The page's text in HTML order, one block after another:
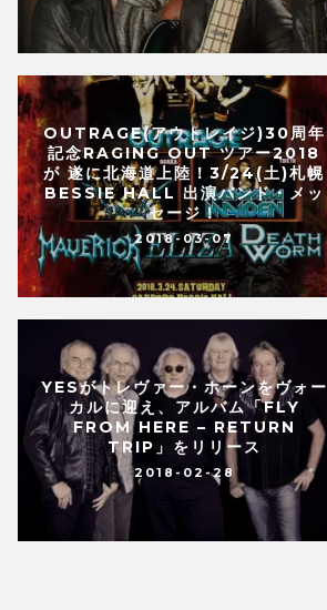
OUTRAGE(アウトレイジ)30周年
記念RAGING OUT ツアー2018
が 遂に北海道上陸！3/24(土)札幌
BESSIE HALL 出演バンド・メッ
セージ！
2018-03-07
YESがトレヴァー・ホーンをヴォー
カルに迎え、アルバム「FLY
FROM HERE – RETURN
TRIP」をリリース
2018-02-28